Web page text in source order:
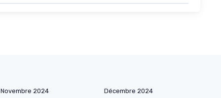
Novembre 2024
Décembre 2024